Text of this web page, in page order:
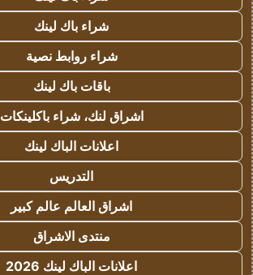
شراء باك لينك
شراء روابط نصية
باقات باك لينك
اشراق لنك، شراء باكلينكات
اعلانات الباك لينك
التدريس
اشراق العالم عالم كبير
منتدى الاشراق
اعلانات الباك لينك 2026